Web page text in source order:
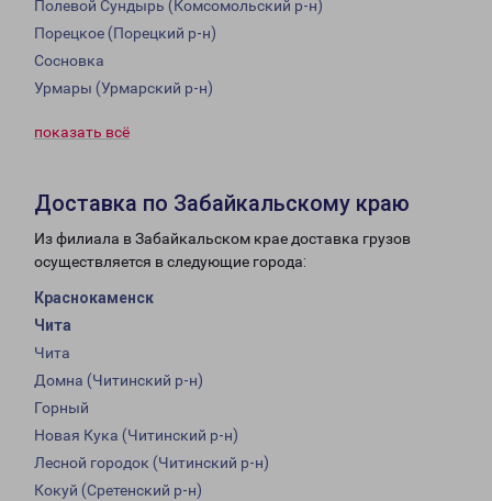
Полевой Сундырь (Комсомольский р-н)
Порецкое (Порецкий р-н)
Сосновка
Урмары (Урмарский р-н)
показать всё
Доставка по Забайкальскому краю
Из филиала в Забайкальском крае доставка грузов
осуществляется в следующие города:
Краснокаменск
Чита
Чита
Домна (Читинский р-н)
Горный
Новая Кука (Читинский р-н)
Лесной городок (Читинский р-н)
Кокуй (Сретенский р-н)